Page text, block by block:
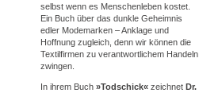
selbst wenn es Menschenleben kostet.
Ein Buch über das dunkle Geheimnis
edler Modemarken – Anklage und
Hoffnung zugleich, denn wir können die
Textilfirmen zu verantwortlichem Handeln
zwingen.
In ihrem Buch »Todschick« zeichnet Dr.